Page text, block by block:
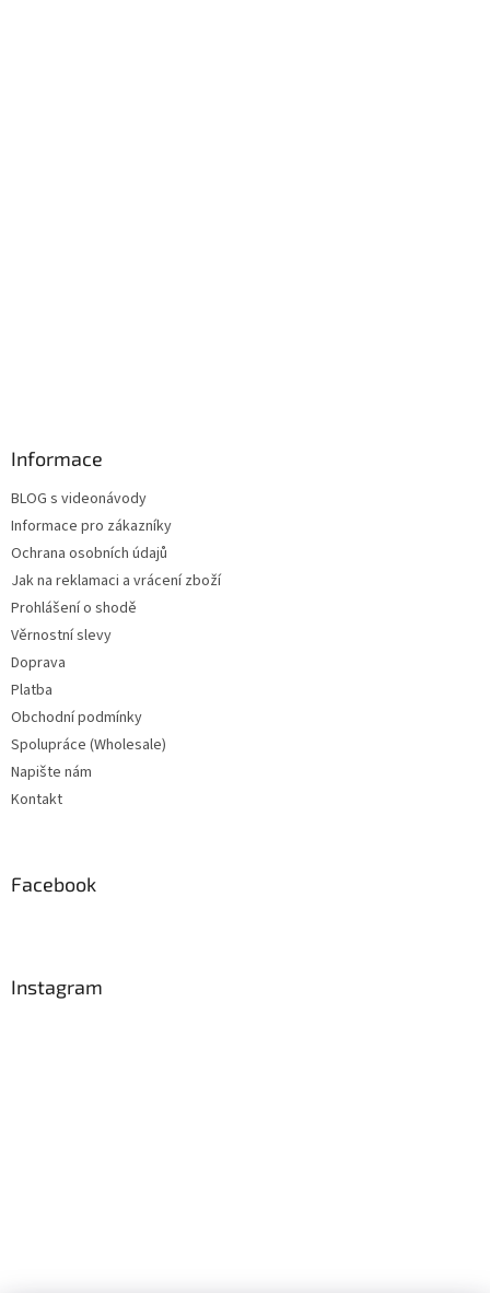
Informace
BLOG s videonávody
Informace pro zákazníky
Ochrana osobních údajů
Jak na reklamaci a vrácení zboží
Prohlášení o shodě
Věrnostní slevy
Doprava
Platba
Obchodní podmínky
Spolupráce (Wholesale)
Napište nám
Kontakt
Facebook
Instagram